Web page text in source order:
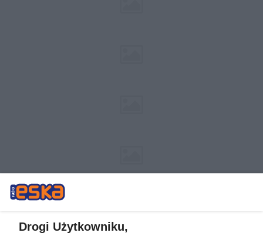
Drogi Użytkowniku,